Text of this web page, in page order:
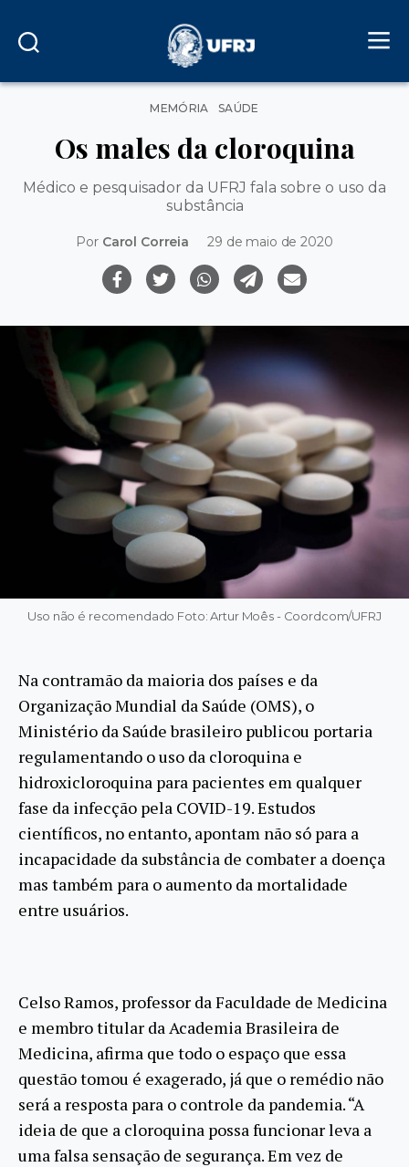
Categorias
MEMÓRIA SAÚDE
Os males da cloroquina
Médico e pesquisador da UFRJ fala sobre o uso da
substância
Por Carol Correia 29 de maio de 2020
Uso não é recomendado Foto: Artur Moês - Coordcom/UFRJ
Na contramão da maioria dos países e da
Organização Mundial da Saúde (OMS), o
Ministério da Saúde brasileiro publicou portaria
regulamentando o uso da cloroquina e
hidroxicloroquina para pacientes em qualquer
fase da infecção pela COVID-19. Estudos
científicos, no entanto, apontam não só para a
incapacidade da substância de combater a doença
mas também para o aumento da mortalidade
entre usuários.
Celso Ramos, professor da Faculdade de Medicina
e membro titular da Academia Brasileira de
Medicina, afirma que todo o espaço que essa
questão tomou é exagerado, já que o remédio não
será a resposta para o controle da pandemia. “A
ideia de que a cloroquina possa funcionar leva a
uma falsa sensação de segurança. Em vez de